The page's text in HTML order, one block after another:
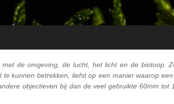
met de omgeving, de lucht, het licht en de
kunnen betrekken, liefst op een manier waarop
objectieven bij dan de veel gebruikte 60mm